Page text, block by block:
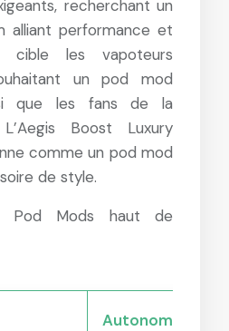
recherchant un
alliant performance et
cible les vapoteurs
un pod mod
que les fans de la
Boost Luxury
comme un pod mod
de style.
Pod Mods haut de
Autonomie